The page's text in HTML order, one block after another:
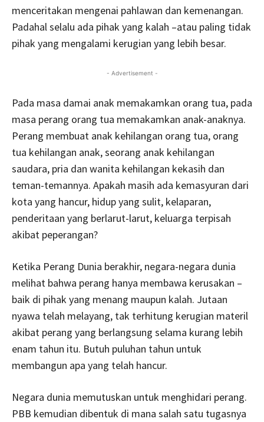
menceritakan mengenai pahlawan dan kemenangan.
Padahal selalu ada pihak yang kalah –atau paling tidak
pihak yang mengalami kerugian yang lebih besar.
- Advertisement -
Pada masa damai anak memakamkan orang tua, pada
masa perang orang tua memakamkan anak-anaknya.
Perang membuat anak kehilangan orang tua, orang
tua kehilangan anak, seorang anak kehilangan
saudara, pria dan wanita kehilangan kekasih dan
teman-temannya. Apakah masih ada kemasyuran dari
kota yang hancur, hidup yang sulit, kelaparan,
penderitaan yang berlarut-larut, keluarga terpisah
akibat peperangan?
Ketika Perang Dunia berakhir, negara-negara dunia
melihat bahwa perang hanya membawa kerusakan –
baik di pihak yang menang maupun kalah. Jutaan
nyawa telah melayang, tak terhitung kerugian materil
akibat perang yang berlangsung selama kurang lebih
enam tahun itu. Butuh puluhan tahun untuk
membangun apa yang telah hancur.
Negara dunia memutuskan untuk menghidari perang.
PBB kemudian dibentuk di mana salah satu tugasnya